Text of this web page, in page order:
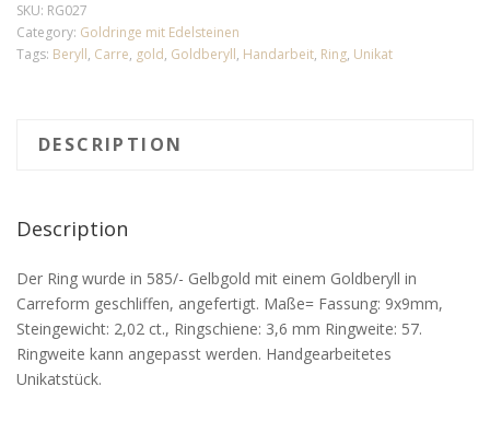
SKU: RG027
Category: Goldringe mit Edelsteinen
Tags: Beryll, Carre, gold, Goldberyll, Handarbeit, Ring, Unikat
DESCRIPTION
Description
Der Ring wurde in 585/- Gelbgold mit einem Goldberyll in
Carreform geschliffen, angefertigt. Maße= Fassung: 9x9mm,
Steingewicht: 2,02 ct., Ringschiene: 3,6 mm Ringweite: 57.
Ringweite kann angepasst werden. Handgearbeitetes
Unikatstück.